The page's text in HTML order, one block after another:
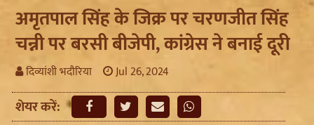
अमृतपाल सिंह के जिक्र पर चरणजीत सिंह
चन्नी पर बरसी बीजेपी, कांग्रेस ने बनाई दूरी
दिव्यांशी भदौरिया Jul 26, 2024
शेयर करें: